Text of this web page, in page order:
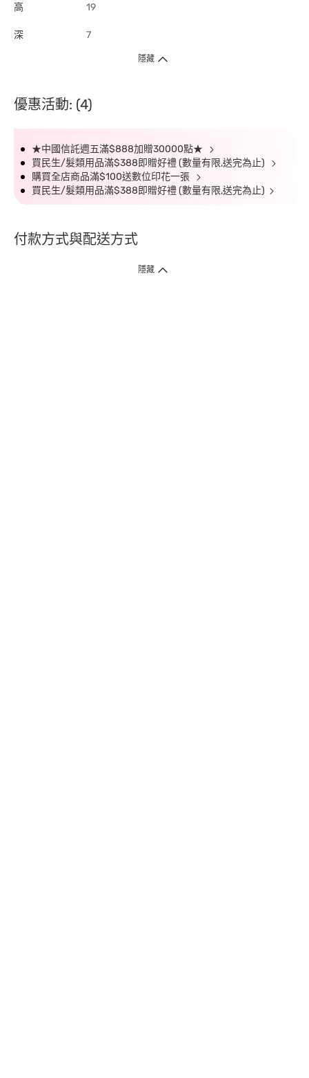
高 19
深 7
隱藏
優惠活動: (4)
★中國信託週五滿$888加贈30000點★
買民生/髮類用品滿$388即贈好禮 (數量有限,送完為止)
購買全店商品滿$100送數位印花一張
買民生/髮類用品滿$388即贈好禮 (數量有限,送完為止)
付款方式與配送方式
隱藏